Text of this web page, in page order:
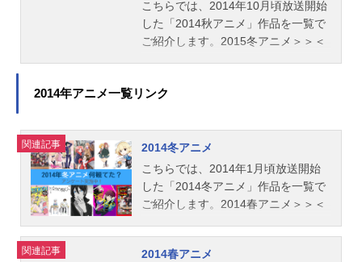
こちらでは、2014年10月頃放送開始
した「2014秋アニメ」作品を一覧で
ご紹介します。2015冬アニメ＞＞＜
2014年アニメ一覧リンク
関連記事
2014冬アニメ
こちらでは、2014年1月頃放送開始
した「2014冬アニメ」作品を一覧で
ご紹介します。2014春アニメ＞＞＜
関連記事
2014春アニメ